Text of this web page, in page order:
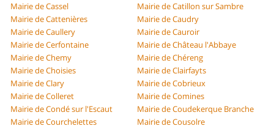
Mairie de Cassel
Mairie de Catillon sur Sambre
Mairie de Cattenières
Mairie de Caudry
Mairie de Caullery
Mairie de Cauroir
Mairie de Cerfontaine
Mairie de Château l'Abbaye
Mairie de Chemy
Mairie de Chéreng
Mairie de Choisies
Mairie de Clairfayts
Mairie de Clary
Mairie de Cobrieux
Mairie de Colleret
Mairie de Comines
Mairie de Condé sur l'Escaut
Mairie de Coudekerque Branche
Mairie de Courchelettes
Mairie de Cousolre